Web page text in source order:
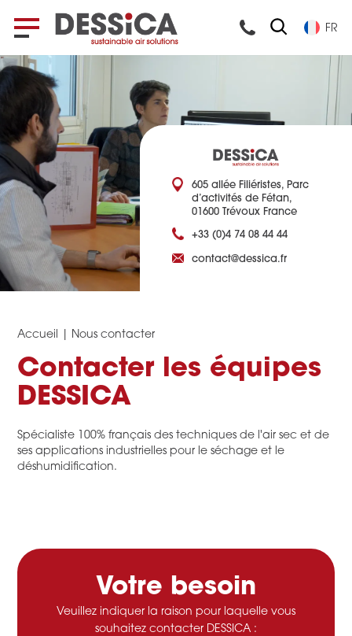
FR
Accueil Nous contacter
Contacter les équipes
DESSICA
Spécialiste 100% français des techniques de l'air sec et de
ses applications industrielles pour le séchage et le
déshumidification.
605 allée Filiéristes, Parc
d’activités de Fétan,
01600 Trévoux France
+33 (0)4 74 08 44 44
contact@dessica.fr
Votre besoin
Veuillez indiquer la raison pour laquelle vous
souhaitez contacter DESSICA :